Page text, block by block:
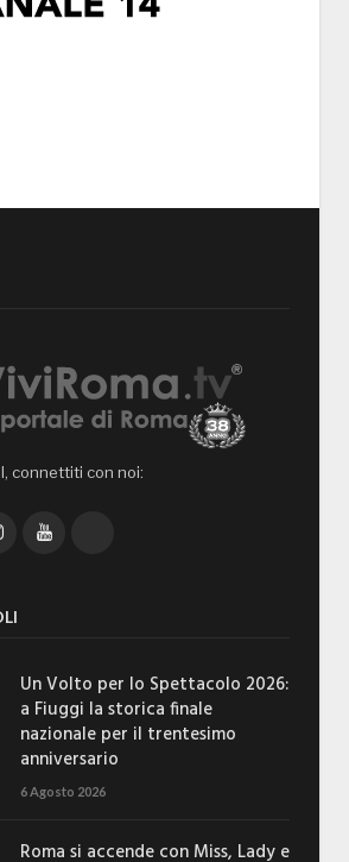
connettiti con noi:
InstagramYouTube
Un Volto per lo Spettacolo 2026:
a Fiuggi la storica finale
nazionale per il trentesimo
anniversario
6 Agosto 2026
Roma si accende con Miss, Lady e